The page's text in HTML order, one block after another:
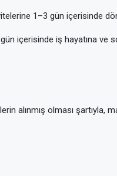
1–3 gün içerisinde
içerisinde iş hayatına ve
alınmış olması şartıyla,